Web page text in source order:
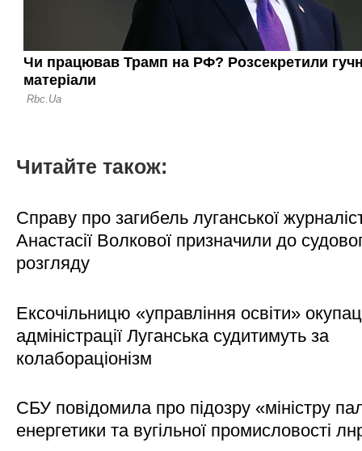
Читайте також:
Справу про загибель луганської
Анастасії Волкової призначили до
розгляду
Ексочільницю «управління освіти»
адміністрації Луганська судитимуть за
колабораціонізм
СБУ повідомила про підозру «міністру
енергетики та вугільної промисловості